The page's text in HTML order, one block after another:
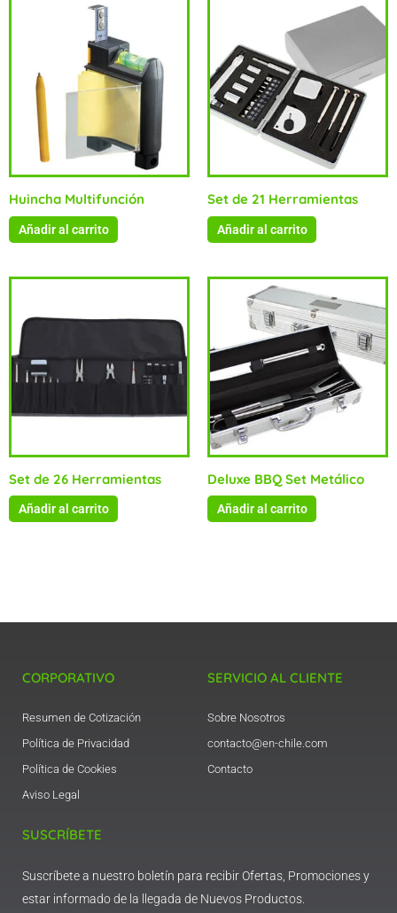
Huincha Multifunción
Añadir al carrito
Set de 21 Herramientas
Añadir al carrito
Set de 26 Herramientas
Añadir al carrito
Deluxe BBQ Set Metálico
Añadir al carrito
CORPORATIVO
Resumen de Cotización
Política de Privacidad
Política de Cookies
Aviso Legal
SERVICIO AL CLIENTE
Sobre Nosotros
contacto@en-chile.com
Contacto
SUSCRÍBETE
Suscríbete a nuestro boletín para recibir Ofertas, Promociones y
estar informado de la llegada de Nuevos Productos.